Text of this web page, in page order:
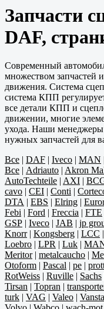
Запчасти
DAF,
Современный
множеством запчастей
движения. Система
система КПП
все детали КПП и
движении, многие
ухода. Наши менеджеры
нужных запчастей для
Все | DAF | Iveco | MAN
Все | Adriauto | Akron
AutoTechteile | AXI |
cavo | CEI | Conti |
DTA | EBS | Elring |
Febi | Ford | Freccia | FTE
GSP | Iveco | JAB | jp
Knorr| Kongsberg | LCC |
Loebro | LPR | Luk |
Meritor| metalcaucho |
Otoform | Pascal | pe |
RotWeiss | Ruville | Sachs
Tirsan | Topran |
turk | VAG | Valeo |